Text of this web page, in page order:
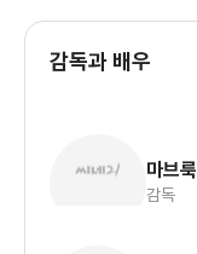
감독과 배우
마브
감독